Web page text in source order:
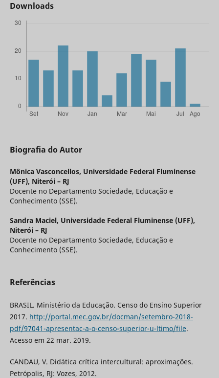
Downloads
Biografia do Autor
Mônica Vasconcellos, Universidade Federal Fluminense
(UFF), Niterói – RJ
Docente no Departamento Sociedade, Educação e
Conhecimento (SSE).
Sandra Maciel, Universidade Federal Fluminense (UFF),
Niterói – RJ
Docente no Departamento Sociedade, Educação e
Conhecimento (SSE).
Referências
BRASIL. Ministério da Educação. Censo do Ensino Superior
2017. http://portal.mec.gov.br/docman/setembro-2018-
pdf/97041-apresentac-a-o-censo-superior-u-ltimo/file.
Acesso em 22 mar. 2019.
CANDAU, V. Didática crítica intercultural: aproximações.
Petrópolis, RJ: Vozes, 2012.